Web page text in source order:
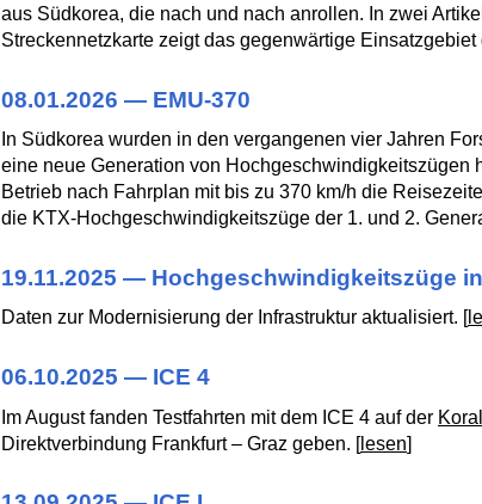
aus Südkorea, die nach und nach anrollen. In zwei
Streckennetzkarte zeigt das gegenwärtige
08.01.2026 — EMU-370
In Südkorea wurden in den vergangenen vier Jahren
eine neue Generation von
Betrieb nach Fahrplan mit bis zu 370 km/h die
die KTX-Hochgeschwindigkeitszüge der 1. und 2.
19.11.2025 — Hochgeschwindigkeitszüge
Daten zur Modernisierung der Infrastruktur aktualisiert. [
06.10.2025 — ICE 4
Im August fanden Testfahrten mit dem ICE 4 auf der
Direktverbindung Frankfurt – Graz geben. [lesen]